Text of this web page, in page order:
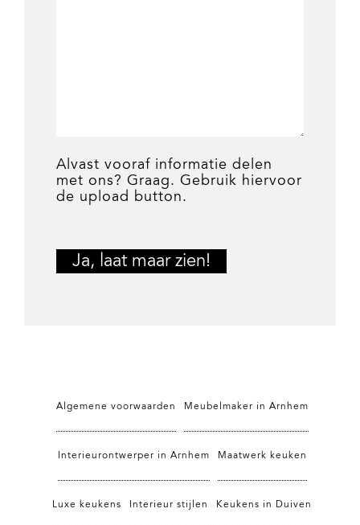
Alvast vooraf informatie delen
met ons? Graag. Gebruik hiervoor
de upload button.
Algemene voorwaarden Meubelmaker in Arnhem
Interieurontwerper in Arnhem Maatwerk keuken
Luxe keukens Interieur stijlen Keukens in Duiven